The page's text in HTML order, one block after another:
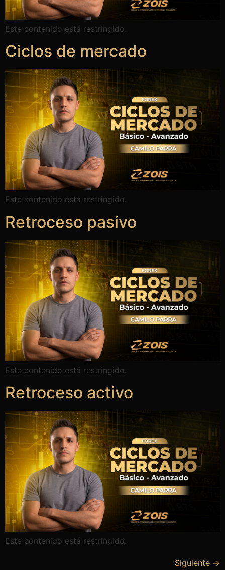
Este contenido está restringido.
Ciclos de mercado
Este contenido está restringido.
Retroceso pasivo
Este contenido está restringido.
Retroceso activo
Este contenido está restringido.
Siguiente →